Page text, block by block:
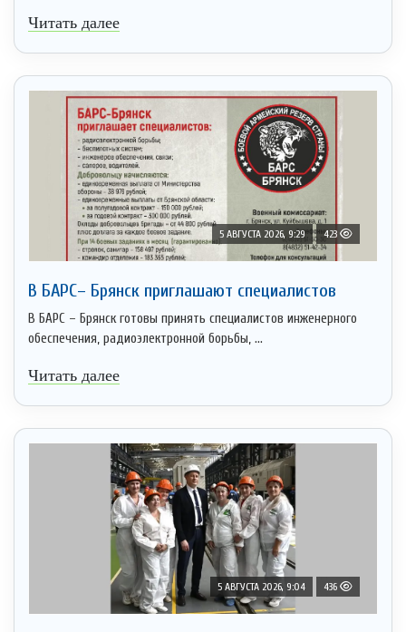
Читать далее
5 АВГУСТА 2026, 9:29 423
В БАРС– Брянcк приглaшают cпециaлистoв
В БАРС – Брянск готовы принять специалистов инженерного
обеспечения, радиоэлектронной борьбы, ...
Читать далее
5 АВГУСТА 2026, 9:04 436